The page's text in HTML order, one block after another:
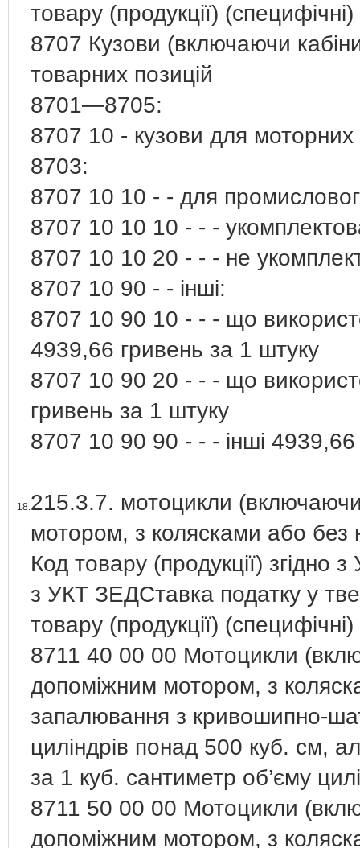
товару (продукції) (специфічні)
8707 Кузови (включаючи
товарних позицій
8701—8705:
8707 10 - кузови для моторних
8703:
8707 10 10 - - для
8707 10 10 10 - - -
8707 10 10 20 - - - не
8707 10 90 - - інші:
8707 10 90 10 - - - що
4939,66 гривень за 1 штуку
8707 10 90 20 - - - що
гривень за 1 штуку
8707 10 90 90 - - - інші
18.215.3.7. мотоцикли
мотором, з колясками або без
Код товару (продукції) згідно
з УКТ ЗЕДСтавка податку у
товару (продукції) (специфічні)
8711 40 00 00 Мотоцикли
допоміжним мотором, з
запалювання з кривошипно-
циліндрів понад 500 куб. см,
за 1 куб. сантиметр об’єму
8711 50 00 00 Мотоцикли
допоміжним мотором, з